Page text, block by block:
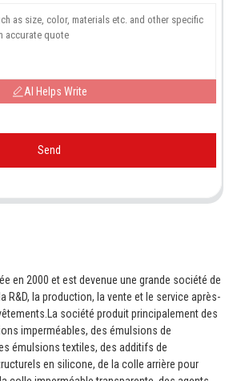
AI Helps Write
Send
en 2000 et est devenue une grande société de
R&D, la production, la vente et le service après-
La société produit principalement des
imperméables, des émulsions de
émulsions textiles, des additifs de
en silicone, de la colle arrière pour